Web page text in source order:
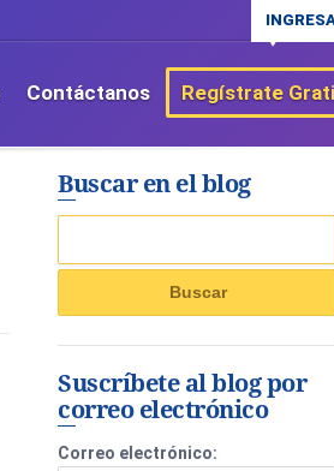
Contáctanos Regístrate
Buscar en el blog
Suscríbete al blog por
correo electrónico
Correo electrónico: